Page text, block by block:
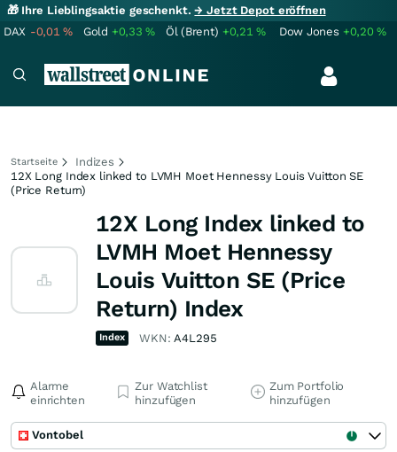
🎁 Ihre Lieblingsaktie geschenkt.→ Jetzt Depot eröffnen
DAX -0,01% Gold +0,33% Öl (Brent) +0,21% Dow Jones +0,20%
Startseite
Indizes
12X Long Index linked to LVMH Moet Hennessy Louis Vuitton SE
(Price Return)
12X Long Index linked to
LVMH Moet Hennessy
Louis Vuitton SE (Price
Return) Index
Index WKN:A4L295
Alarme
einrichten
Zur Watchlist
hinzufügen
Zum Portfolio
hinzufügen
Vontobel